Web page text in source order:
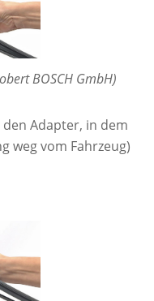
BOSCH GmbH)
Adapter, in dem
weg vom Fahrzeug)